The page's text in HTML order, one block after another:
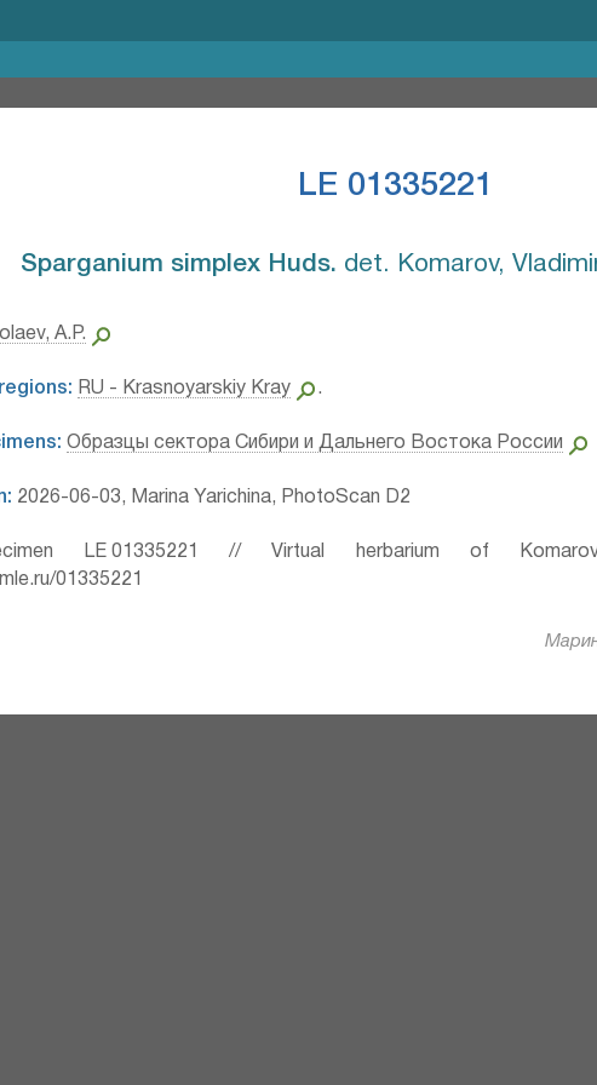
LE 01335221
Sparganium simplex Huds.⁣ det. Komarov,
A.P.
RU - Krasnoyarskiy Kray .
Образцы сектора Сибири и Дальнего Востока России
2026-06-03, Marina Yarichina, PhotoScan D2
LE 01335221 // Virtual herbarium of
01335221